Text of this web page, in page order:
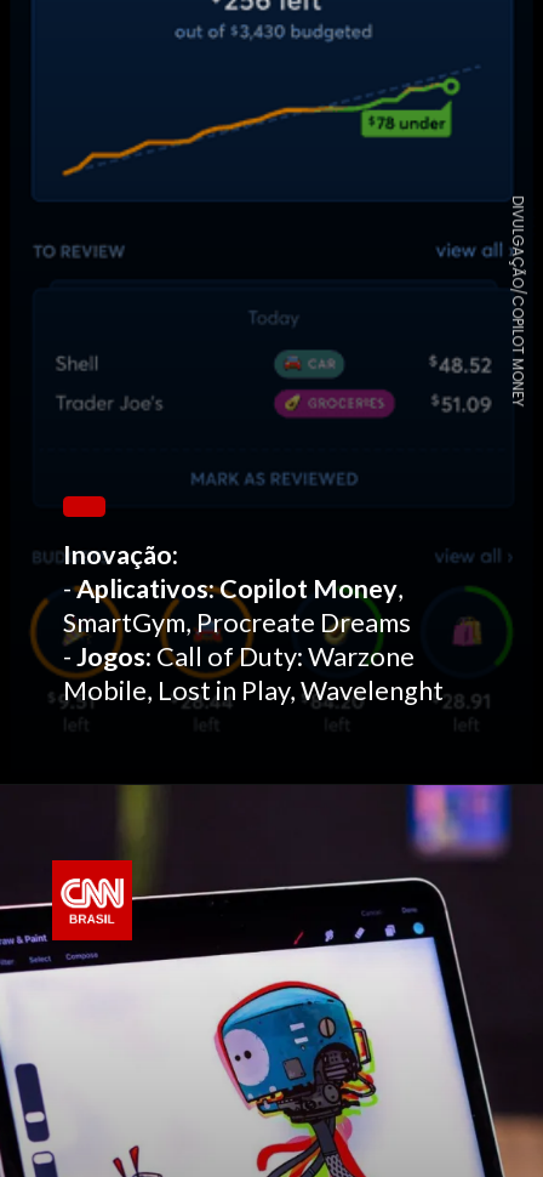
Inovação:
-Aplicativos:Copilot Money,
SmartGym, Procreate Dreams
-Jogos: Call of Duty: Warzone
Mobile, Lost in Play, Wavelenght
DIVULGAÇÃO/COPILOT MONEY